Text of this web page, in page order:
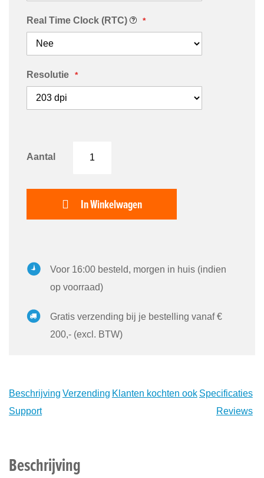
Real Time Clock (RTC)
Resolutie
Aantal
In Winkelwagen
Voor 16:00 besteld, morgen in huis (indien
op voorraad)
Gratis verzending bij je bestelling vanaf €
200,- (excl. BTW)
Beschrijving Verzending Klanten kochten ook Specificaties
Support
Reviews
Beschrijving